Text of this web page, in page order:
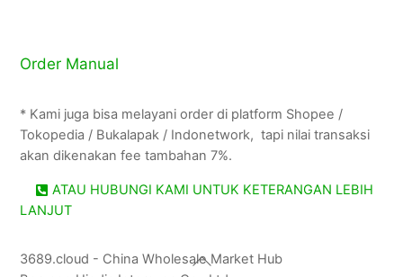
Order Manual
* Kami juga bisa melayani order di platform Shopee /
Tokopedia / Bukalapak / Indonetwork, tapi nilai transaksi
akan dikenakan fee tambahan 7%.
ATAU HUBUNGI KAMI UNTUK KETERANGAN LEBIH
LANJUT
Back
3689.cloud - China Wholesale Market Hub